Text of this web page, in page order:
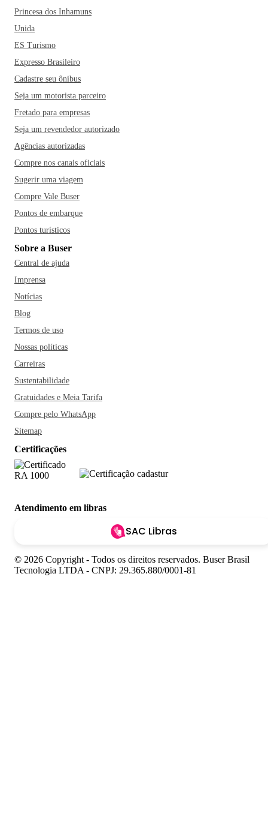
Princesa dos Inhamuns
Unida
ES Turismo
Expresso Brasileiro
Cadastre seu ônibus
Seja um motorista parceiro
Fretado para empresas
Seja um revendedor autorizado
Agências autorizadas
Compre nos canais oficiais
Sugerir uma viagem
Compre Vale Buser
Pontos de embarque
Pontos turísticos
Sobre a Buser
Central de ajuda
Imprensa
Notícias
Blog
Termos de uso
Nossas políticas
Carreiras
Sustentabilidade
Gratuidades e Meia Tarifa
Compre pelo WhatsApp
Sitemap
Certificações
Atendimento em libras
SAC Libras
© 2026 Copyright - Todos os direitos reservados. Buser Brasil
Tecnologia LTDA - CNPJ: 29.365.880/0001-81